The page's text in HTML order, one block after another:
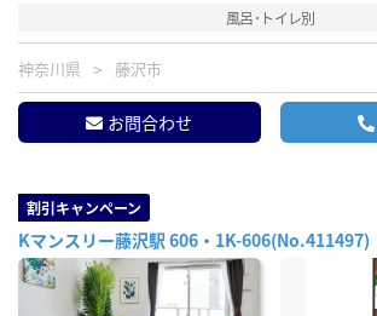
風呂･トイレ別
神奈川県 藤沢市
お問合わせ
割引キャンペーン
Kマンスリー藤沢駅 606・1K-606(No.411497)